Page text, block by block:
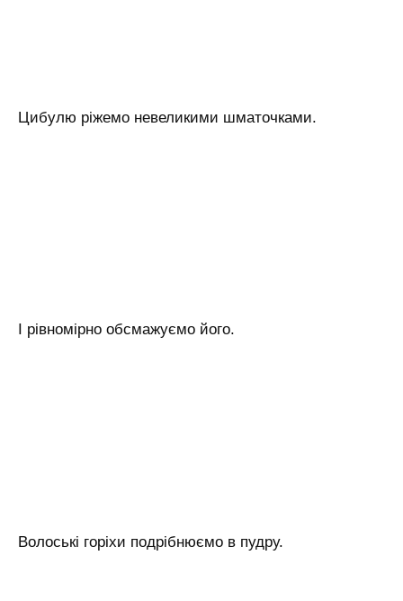
Цибулю ріжемо невеликими шматочками.
І рівномірно обсмажуємо його.
Волоські горіхи подрібнюємо в пудру.